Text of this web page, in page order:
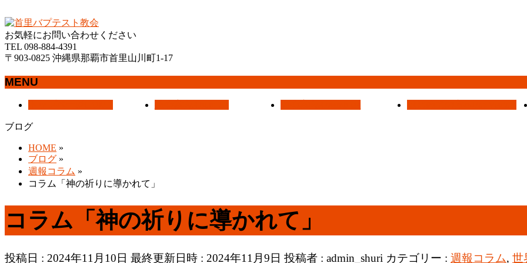
お気軽にお問い合わせください
TEL 098-884-4391
〒903-0825 沖縄県那覇市首里山川町1-17
MENU
ュ
ブログ
HOME »
ブログ »
週報コラム »
コラム「神の祈りに導かれて」
コラム「神の祈りに導かれて」
投稿日 : 2024年11月10日 最終更新日時 : 2024年11月9日 投稿者 : admin_shuri カテゴリー : 週報コラム, 世